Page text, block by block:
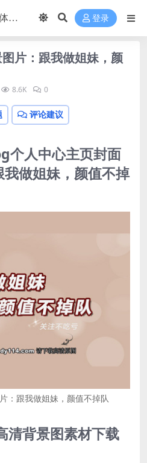
登录
片：跟我做姐妹，颜
8.6K 0
评论建议
个人中心主页封面
做姐妹，颜值不掉
：跟我做姐妹，颜值不掉队
清背景图素材下载